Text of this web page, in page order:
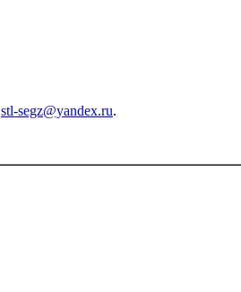
stl-segz@yandex.ru.